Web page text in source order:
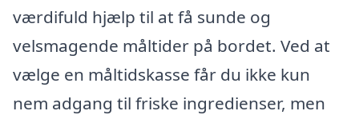
værdifuld hjælp til at få sunde og
velsmagende måltider på bordet. Ved at
vælge en måltidskasse får du ikke kun
nem adgang til friske ingredienser, men